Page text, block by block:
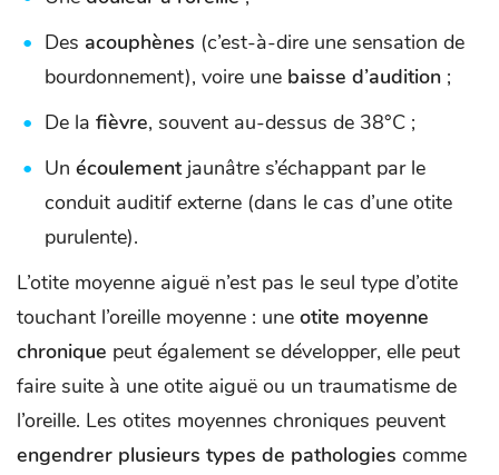
Des acouphènes (c’est-à-dire une sensation de
bourdonnement), voire une baisse d’audition ;
De la fièvre, souvent au-dessus de 38°C ;
Un écoulementjaunâtre s’échappant par le
conduit auditif externe (dans le cas d’une otite
purulente).
L’otite moyenne aiguë n’est pas le seul type d’otite
touchant l’oreille moyenne : une otite moyenne
chronique peut également se développer, elle peut
faire suite à une otite aiguë ou un traumatisme de
l’oreille. Les otites moyennes chroniques peuvent
engendrer plusieurs types de pathologies comme